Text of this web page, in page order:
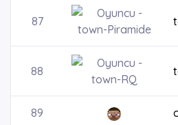
87
88
89